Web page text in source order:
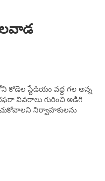
కోడెల స్టేడియం వద్ద గల అన్న
వివరాలు గురించి అడిగి
నిర్వాహకులను